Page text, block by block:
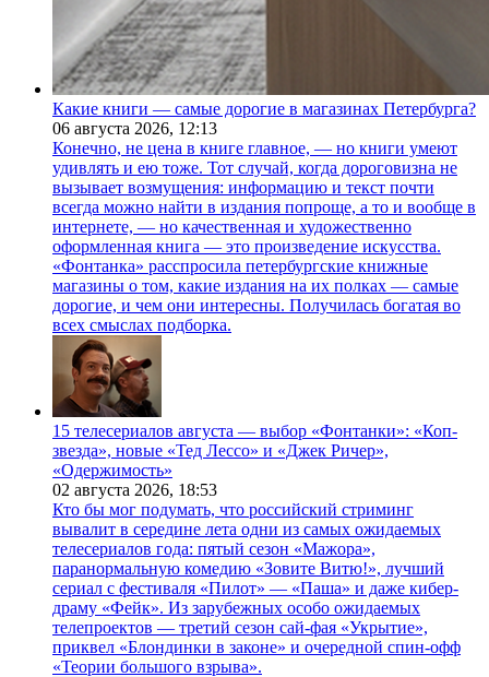
Какие книги — самые дорогие в магазинах Петербурга?
06 августа 2026, 12:13
Конечно, не цена в книге главное, — но книги умеют
удивлять и ею тоже. Тот случай, когда дороговизна не
вызывает возмущения: информацию и текст почти
всегда можно найти в издания попроще, а то и вообще в
интернете, — но качественная и художественно
оформленная книга — это произведение искусства.
«Фонтанка» расспросила петербургские книжные
магазины о том, какие издания на их полках — самые
дорогие, и чем они интересны. Получилась богатая во
всех смыслах подборка.
15 телесериалов августа — выбор «Фонтанки»: «Коп-
звезда», новые «Тед Лессо» и «Джек Ричер»,
«Одержимость»
02 августа 2026, 18:53
Кто бы мог подумать, что российский стриминг
вывалит в середине лета одни из самых ожидаемых
телесериалов года: пятый сезон «Мажора»,
паранормальную комедию «Зовите Витю!», лучший
сериал с фестиваля «Пилот» — «Паша» и даже кибер-
драму «Фейк». Из зарубежных особо ожидаемых
телепроектов — третий сезон сай-фая «Укрытие»,
приквел «Блондинки в законе» и очередной спин-офф
«Теории большого взрыва».